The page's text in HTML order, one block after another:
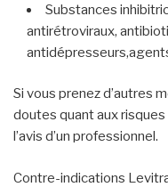
Substances
antirétroviraux,
Si vous prenez d’autres
doutes quant aux
l’avis d’un professionnel.
Contre-indications